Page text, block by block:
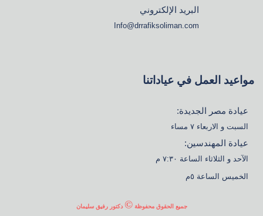
البريد الإلكتروني
Info@drrafiksoliman.com
مواعيد العمل في عياداتنا
عيادة مصر الجديدة:
السبت و الاربعاء ٧ مساء
عيادة المهندسين:
الآحد و الثلاثاء الساعة ٧:٣٠ م
الخميس الساعة ٥م
جميع الحقوق محفوظة© دكتور رفيق سليمان